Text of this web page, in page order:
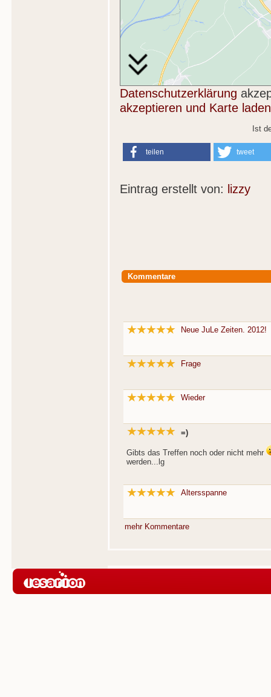
Datenschutzerklärung
akzeptieren und Karte laden
Ist
teilen tweet
Eintrag erstellt von: lizzy
Kommentare
Neue JuLe Zeiten. 2012!
Frage
Wieder
=)
Gibts das Treffen noch oder nicht mehr
werden...lg
Altersspanne
mehr Kommentare